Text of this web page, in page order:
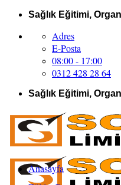
İçeriğeSağlık Eğitimi,
Adres
E-Posta
08:00 - 17:00
0312 428 28 64
Sağlık Eğitimi,
Anasayfa